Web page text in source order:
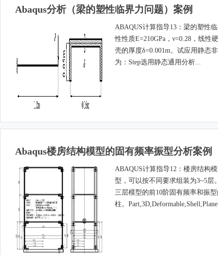
Abaqus分析（梁的塑性临界力问题）案例
ABAQUS计算指导13：梁的塑性
性性质E=210GPa，ν=0.28，线性
壳的厚度δ=0.001m。试应用静态
为：Step选用静态通用分析...
Abaqus楼房结构模型的固有频率振型分析案例
ABAQUS计算指导12：楼房结构
型，可以按不同要求组装为3~5
三层模型的前10阶固有频率和振
柱。